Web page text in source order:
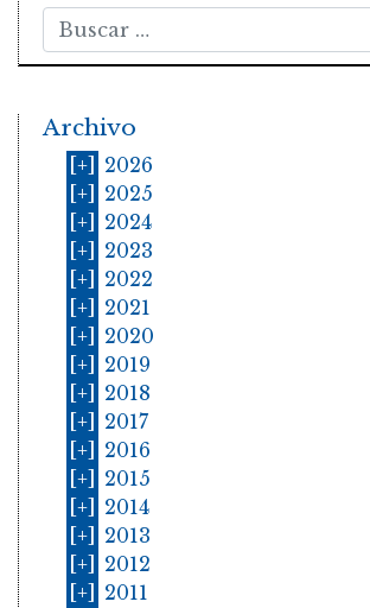
Buscar
Archivo
[+]
2026
[+]
2025
[+]
2024
[+]
2023
[+]
2022
[+]
2021
[+]
2020
[+]
2019
[+]
2018
[+]
2017
[+]
2016
[+]
2015
[+]
2014
[+]
2013
[+]
2012
[+]
2011